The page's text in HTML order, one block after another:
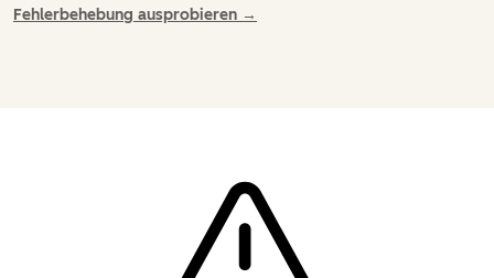
Fehlerbehebung ausprobieren →